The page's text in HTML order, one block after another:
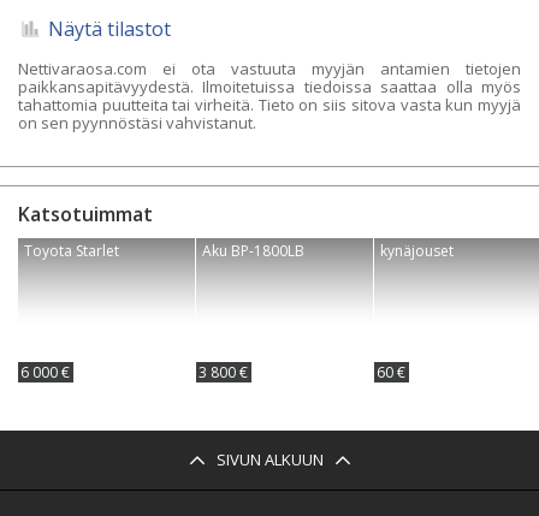
Näytä tilastot
Nettivaraosa.com ei ota vastuuta myyjän antamien tietojen
paikkansapitävyydestä. Ilmoitetuissa tiedoissa saattaa olla myös
tahattomia puutteita tai virheitä. Tieto on siis sitova vasta kun myyjä
on sen pyynnöstäsi vahvistanut.
Katsotuimmat
Toyota Starlet
6 000 €
Aku BP-1800LB
3 800 €
kynäjouset
60 €
SIVUN ALKUUN